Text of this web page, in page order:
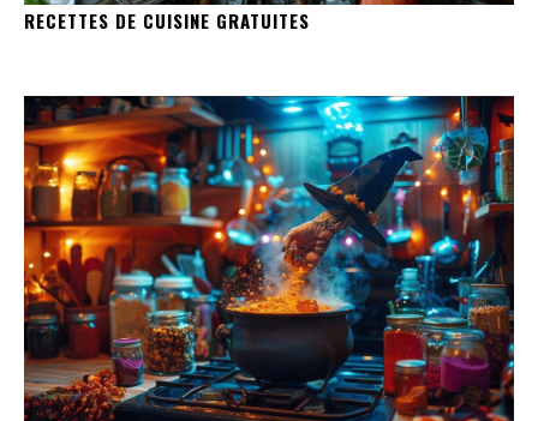
RECETTES DE CUISINE GRATUITES